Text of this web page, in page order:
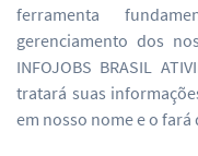
ferramenta
gerenciamento dos
INFOJOBS BRASIL
tratará suas
em nosso nome e o